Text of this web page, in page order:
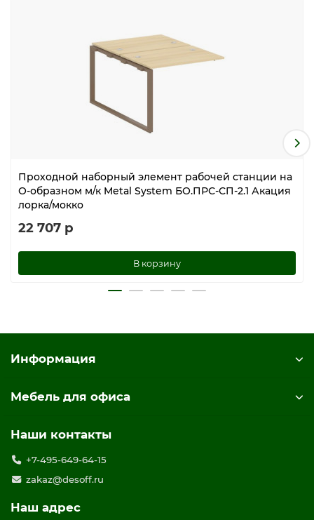
Проходной наборный элемент рабочей станции на
О-образном м/к Metal System БО.ПРС-СП-2.1 Акация
лорка/мокко
22 707 р
В корзину
Информация
Мебель для офиса
Наши контакты
+7-495-649-64-15
zakaz@desoff.ru
Наш адрес